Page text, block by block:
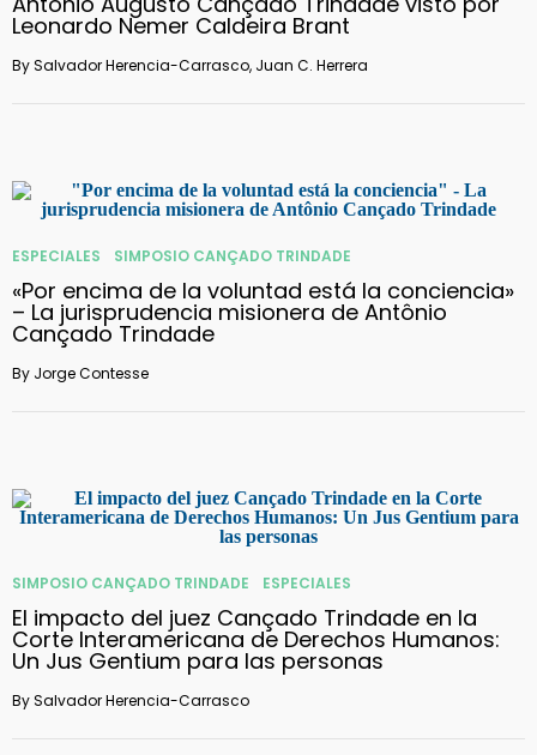
Leonardo Nemer Caldeira Brant
BySalvador Herencia-Carrasco, Juan C. Herrera
ESPECIALES SIMPOSIO CANÇADO TRINDADE
«Por encima de la voluntad está la conciencia»
– La jurisprudencia misionera de Antônio
Cançado Trindade
By Jorge Contesse
SIMPOSIO CANÇADO TRINDADE ESPECIALES
El impacto del juez Cançado Trindade en la
Corte Interamericana de Derechos Humanos:
Un Jus Gentium para las personas
BySalvador Herencia-Carrasco